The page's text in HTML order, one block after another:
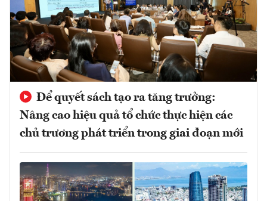
Để quyết sách tạo ra tăng trưởng:
Nâng cao hiệu quả tổ chức thực hiện các
chủ trương phát triển trong giai đoạn mới